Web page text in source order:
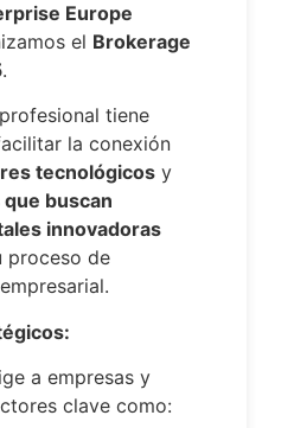
Europe
el Brokerage
.
tiene
la conexión
tecnológicos y
buscan
innovadoras
proceso de
a empresas y
clave como: